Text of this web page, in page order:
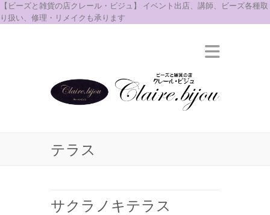
【ビーズと雑貨の店クレール・ビジュ】 イベント出店、講師、ビーズ各種取
り扱い、修理・リメイクも承ります
テラス
サクラノキテラス